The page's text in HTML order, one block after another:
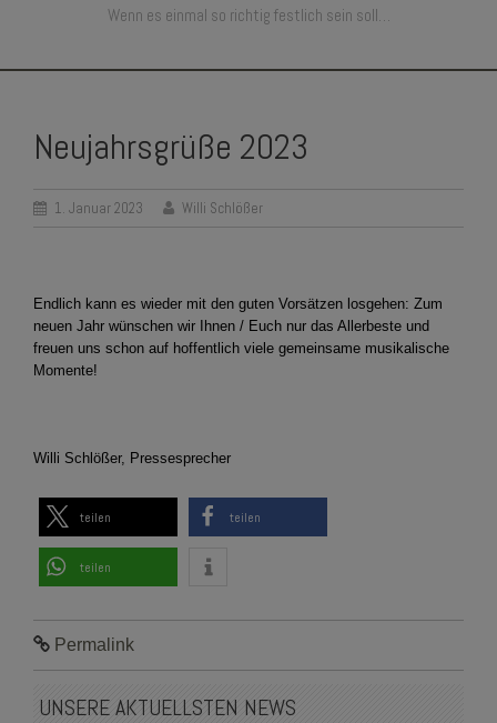
Wenn es einmal so richtig festlich sein soll…
CONTENT
Neujahrsgrüße 2023
1. Januar 2023 Willi Schlößer
Endlich kann es wieder mit den guten Vorsätzen losgehen: Zum
neuen Jahr wünschen wir Ihnen / Euch nur das Allerbeste und
freuen uns schon auf hoffentlich viele gemeinsame musikalische
Momente!
Willi Schlößer, Pressesprecher
teilen teilen
teilen
Permalink
UNSERE AKTUELLSTEN NEWS